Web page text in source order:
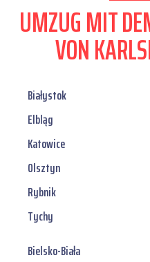
UMZUG MIT
VON
Białystok
Elbląg
Katowice
Olsztyn
Rybnik
Tychy
Bielsko-Biała